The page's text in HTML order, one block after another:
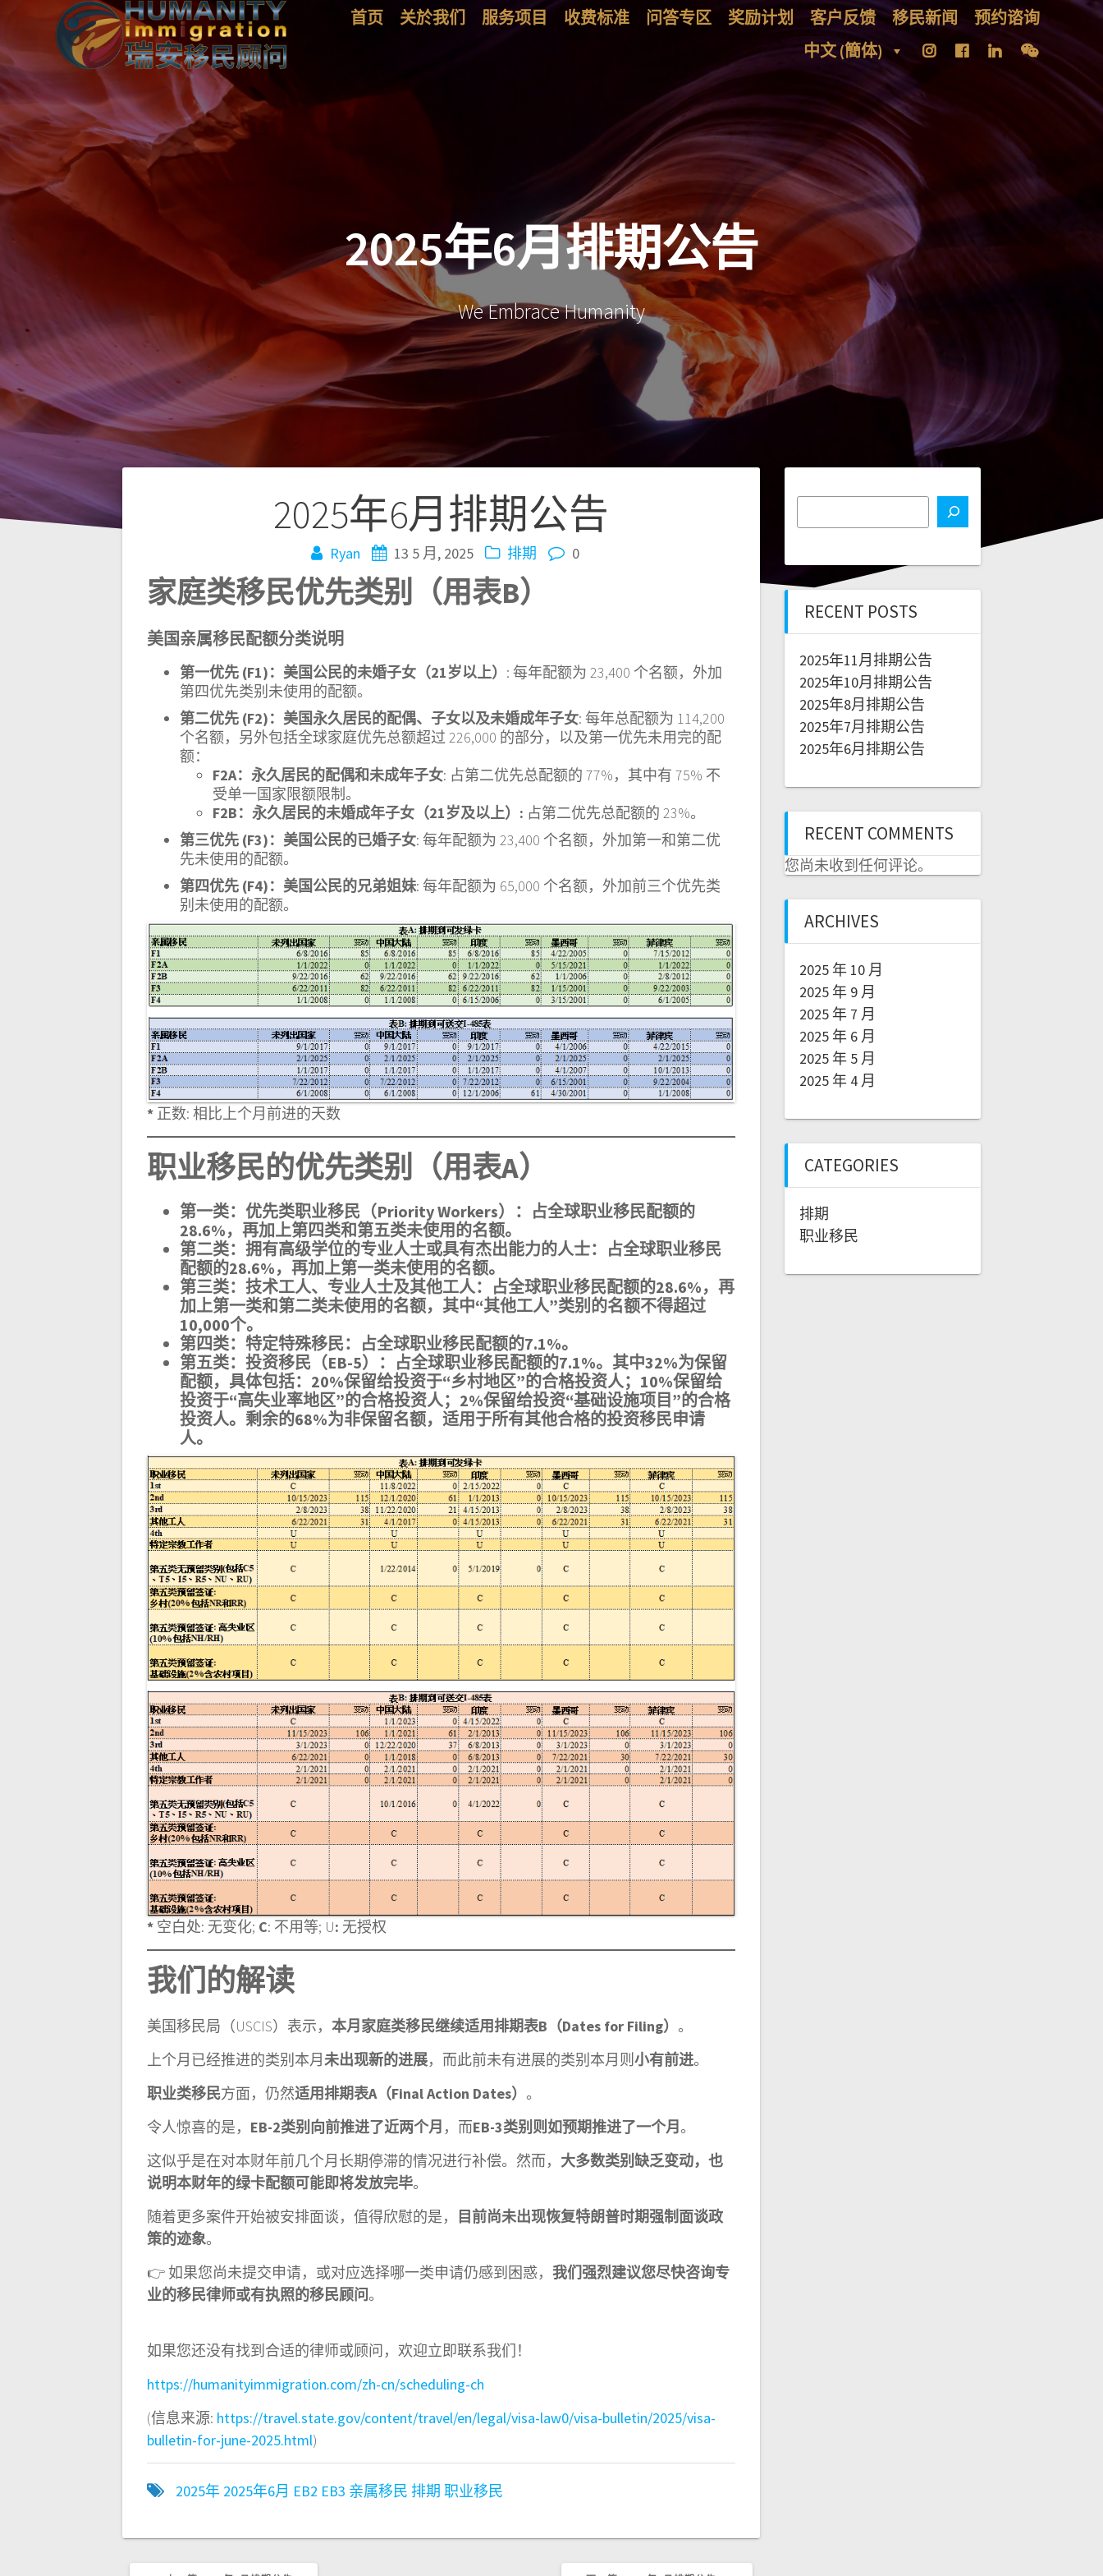
内
容
首页 关於我们 服务项目 收费标准 问答专区 奖励计划 客户反馈 移民新闻
预约谘询
中文 (簡体)
2025年6月排期公告
We Embrace Humanity
2025年6月排期公告
Ryan 13 5 月, 2025 排期 0
家庭类移民优先类别（用表B）
美国亲属移民配额分类说明
第一优先 (F1)：美国公民的未婚子女（21岁以上） : 每年配额为 23,400 个名额，外加
第四优先类别未使用的配额。
第二优先 (F2)：美国永久居民的配偶、子女以及未婚成年子女: 每年总配额为 114,200
个名额，另外包括全球家庭优先总额超过 226,000 的部分，以及第一优先未用完的配
额：
F2A：永久居民的配偶和未成年子女: 占第二优先总配额的 77%，其中有 75% 不
受单一国家限额限制。
F2B：永久居民的未婚成年子女（21岁及以上）: 占第二优先总配额的 23%。
第三优先 (F3)：美国公民的已婚子女: 每年配额为 23,400 个名额，外加第一和第二优
先未使用的配额。
第四优先 (F4)：美国公民的兄弟姐妹: 每年配额为 65,000 个名额，外加前三个优先类
别未使用的配额。
* 正数: 相比上个月前进的天数
职业移民的优先类别（用表A）
第一类：优先类职业移民（Priority Workers）：占全球职业移民配额的
28.6%，再加上第四类和第五类未使用的名额。
第二类：拥有高级学位的专业人士或具有杰出能力的人士：占全球职业移民
配额的28.6%，再加上第一类未使用的名额。
第三类：技术工人、专业人士及其他工人：占全球职业移民配额的28.6%，再
加上第一类和第二类未使用的名额，其中“其他工人”类别的名额不得超过
10,000个。
第四类：特定特殊移民：占全球职业移民配额的7.1%。
第五类：投资移民（EB-5）：占全球职业移民配额的7.1%。其中32%为保留
配额，具体包括：20%保留给投资于“乡村地区”的合格投资人；10%保留给
投资于“高失业率地区”的合格投资人；2%保留给投资“基础设施项目”的合格
投资人。剩余的68%为非保留名额，适用于所有其他合格的投资移民申请
人。
* 空白处: 无变化; C: 不用等; U: 无授权
我们的解读
美国移民局（USCIS）表示，本月家庭类移民继续适用排期表B（Dates for Filing）。
上个月已经推进的类别本月未出现新的进展，而此前未有进展的类别本月则小有前进。
职业类移民方面，仍然适用排期表A（Final Action Dates）。
令人惊喜的是， EB-2类别向前推进了近两个月 ，而EB-3类别则如预期推进了一个月。
这似乎是在对本财年前几个月长期停滞的情况进行补偿。然而， 大多数类别缺乏变动，也
说明本财年的绿卡配额可能即将发放完毕。
随着更多案件开始被安排面谈，值得欣慰的是，
目前尚未出现恢复特朗普时期强制面谈政
策的迹象。
👉 如果您尚未提交申请，或对应选择哪一类申请仍感到困惑，我们强烈建议您尽快咨询专
业的移民律师或有执照的移民顾问。
如果您还没有找到合适的律师或顾问，欢迎立即联系我们！
https://humanityimmigration.com/zh-cn/scheduling-ch
(信息来源: https://travel.state.gov/content/travel/en/legal/visa-law0/visa-bulletin/2025/visa-
bulletin-for-june-2025.html)
2025年 2025年6月 EB2 EB3 亲属移民 排期 职业移民
文
导
航
RECENT POSTS
2025年11月排期公告
2025年10月排期公告
2025年8月排期公告
2025年7月排期公告
2025年6月排期公告
RECENT COMMENTS
您尚未收到任何评论。
ARCHIVES
2025 年 10 月
2025 年 9 月
2025 年 7 月
2025 年 6 月
2025 年 5 月
2025 年 4 月
CATEGORIES
排期
职业移民